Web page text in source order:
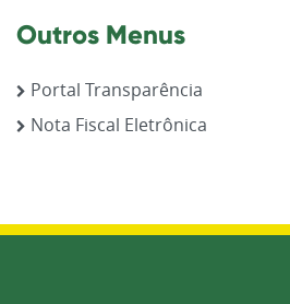
Outros Menus
Portal Transparência
Nota Fiscal Eletrônica